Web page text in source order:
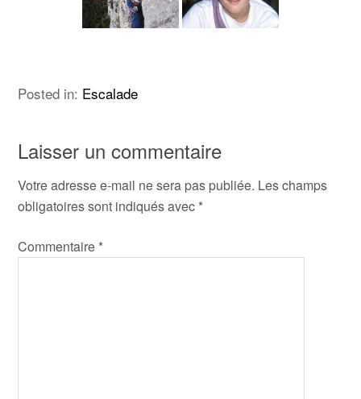
Posted in: Escalade
Laisser un commentaire
Votre adresse e-mail ne sera pas publiée. Les champs
obligatoires sont indiqués avec *
Commentaire *